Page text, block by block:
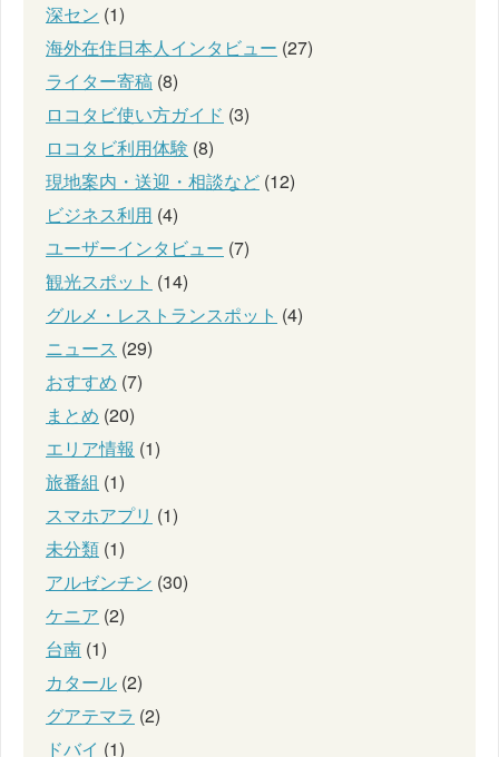
深セン (1)
海外在住日本人インタビュー (27)
ライター寄稿 (8)
ロコタビ使い方ガイド (3)
ロコタビ利用体験 (8)
現地案内・送迎・相談など (12)
ビジネス利用 (4)
ユーザーインタビュー (7)
観光スポット (14)
グルメ・レストランスポット (4)
ニュース (29)
おすすめ (7)
まとめ (20)
エリア情報 (1)
旅番組 (1)
スマホアプリ (1)
未分類 (1)
アルゼンチン (30)
ケニア (2)
台南 (1)
カタール (2)
グアテマラ (2)
ドバイ (1)